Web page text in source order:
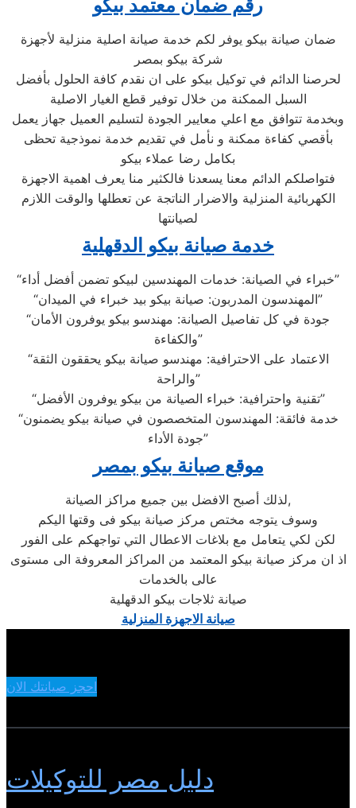
رقم ضمان معتمد بيكو
ضمان صيانة بيكو يوفر لكم خدمة صيانة اصلية منزلية لأجهزة
شركة بيكو بمصر
لحرصنا الدائم في توكيل بيكو على ان نقدم كافة الحلول بأفضل
السبل الممكنة من خلال توفير قطع الغيار الاصلية
وبخدمة تتوافق مع اعلي معايير الجودة لتسليم العميل جهاز يعمل
بأقصي كفاءة ممكنة و نأمل في تقديم خدمة نموذجية تحظى
بكامل رضا عملاء بيكو
فتواصلكم الدائم معنا يسعدنا فالكثير منا يعرف اهمية الاجهزة
الكهربائية المنزلية والاضرار الناتجة عن تعطلها والوقت اللازم
لصيانتها
خدمة صيانة بيكو الدقهلية
“خبراء في الصيانة: خدمات المهندسين لبيكو تضمن أفضل أداء”
“المهندسون المدربون: صيانة بيكو بيد خبراء في الميدان”
“جودة في كل تفاصيل الصيانة: مهندسو بيكو يوفرون الأمان
والكفاءة”
“الاعتماد على الاحترافية: مهندسو صيانة بيكو يحققون الثقة
والراحة”
“تقنية واحترافية: خبراء الصيانة من بيكو يوفرون الأفضل”
“خدمة فائقة: المهندسون المتخصصون في صيانة بيكو يضمنون
جودة الأداء”
موقع صيانة بيكو بمصر
لذلك أصبح الافضل بين جميع مراكز الصيانة,
وسوف يتوجه مختص مركز صيانة بيكو فى وقتها اليكم
لكن لكي يتعامل مع بلاغات الاعطال التي تواجهكم على الفور
اذ ان مركز صيانة بيكو المعتمد من المراكز المعروفة الى مستوى
عالى بالخدمات
صيانة ثلاجات بيكو الدقهلية
صيانة الاجهزة المنزلية
احجز صيانتك الان
دليل مصر للتوكيلات